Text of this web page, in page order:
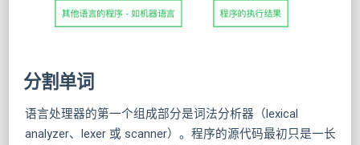
分割单词
语言处理器的第一个组成部分是词法分析器（lexical
analyzer、lexer 或 scanner）。程序的源代码最初只是一长